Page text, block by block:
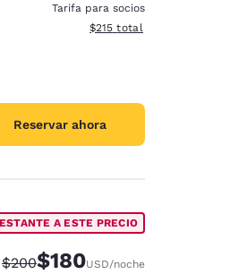
Tarifa para socios
Ver detalles del total
$215 total
Reservar ahora
A ESTE PRECIO
Precio tachado:
$200Precio con descuento:
$180USD/noche